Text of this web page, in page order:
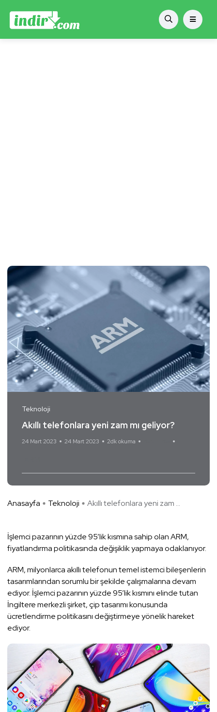
Teknoloji
Akıllı telefonlara yeni zam mı geliyor?
24 Mart 2023 24 Mart 2023 2dk okuma
Anasayfa Teknoloji Akıllı telefonlara yeni zam ...
İşlemci pazarının yüzde 95’lik kısmına sahip olan ARM,
fiyatlandırma politikasında değişiklik yapmaya odaklanıyor.
ARM, milyonlarca akıllı telefonun temel istemci bileşenlerin
tasarımlarından sorumlu bir şekilde çalışmalarına devam
ediyor. İşlemci pazarının yüzde 95’lik kısmını elinde tutan
İngiltere merkezli şirket, çip tasarımı konusunda
ücretlendirme politikasını değiştirmeye yönelik hareket
ediyor.